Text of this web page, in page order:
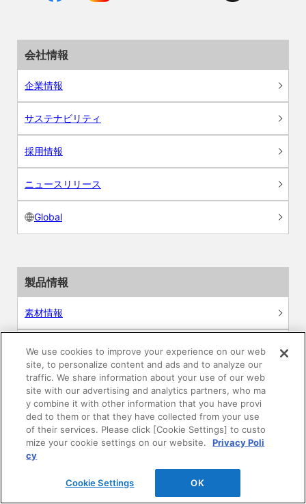
会社情報
企業情報
サステナビリティ
採用情報
ニュースリリース
Global
製品情報
素材情報
建材製品情報 総合TOP
住宅向け
公共・商業施設向け
リフォーム
エンジニアリング情報
We use cookies to improve your experience on our web
site, to personalize content and ads and to analyze our
traffic. We share information about your use of our web
site with our advertising and analytics partners, who ma
y combine it with other information that you have provi
ded to them or that they have collected from your use
of their services. Please click [Cookie Settings] to custo
mize your cookie settings on our website.
Privacy Poli
cy
Cookie Settings OK